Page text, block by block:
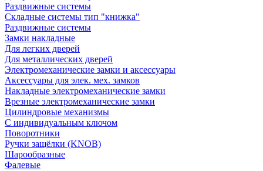
Раздвижные системы
Складные системы тип "книжка"
Раздвижные системы
Замки накладные
Для легких дверей
Для металлических дверей
Электромеханические замки и аксессуары
Аксессуары для элек. мех. замков
Накладные электромеханические замки
Врезные электромеханические замки
Цилиндровые механизмы
С индивидуальным ключом
Поворотники
Ручки защёлки (KNOB)
Шарообразные
Фалевые